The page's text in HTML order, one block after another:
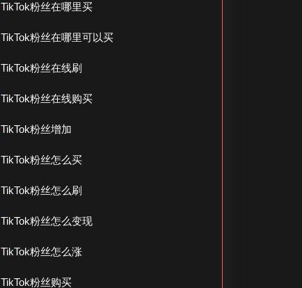
TikTok粉丝在哪里买
TikTok粉丝在哪里可以买
TikTok粉丝在线刷
TikTok粉丝在线购买
TikTok粉丝增加
TikTok粉丝怎么买
TikTok粉丝怎么刷
TikTok粉丝怎么变现
TikTok粉丝怎么涨
TikTok粉丝购买